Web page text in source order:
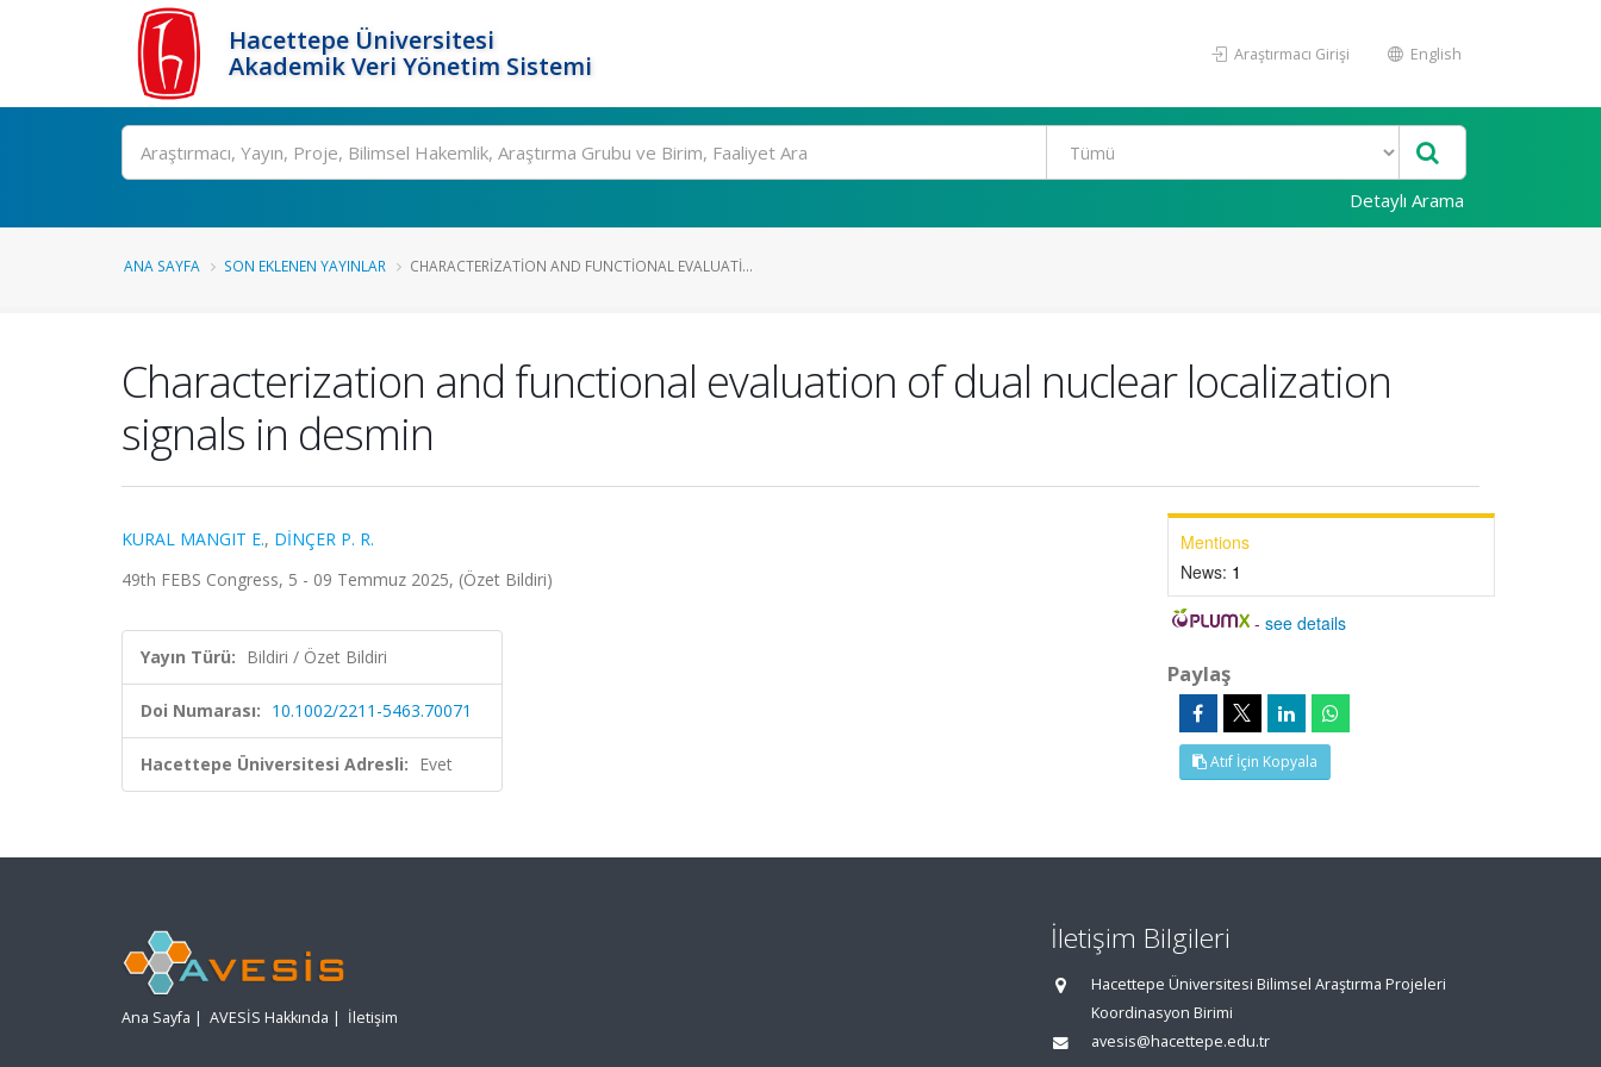
Hacettepe Üniversitesi
Akademik Veri Yönetim Sistemi
Araştırmacı Girişi English
Ara
Detaylı Arama
ANA SAYFA SON EKLENEN YAYINLAR CHARACTERIZATION AND FUNCTIONAL EVALUATI...
Characterization and functional evaluation of dual nuclear localization
signals in desmin
KURAL MANGIT E., DİNÇER P. R.
49th FEBS Congress, 5 - 09 Temmuz 2025, (Özet Bildiri)
Yayın Türü: Bildiri / Özet Bildiri
Doi Numarası: 10.1002/2211-5463.70071
Hacettepe Üniversitesi Adresli: Evet
Mentions
News: 1
-see details
Paylaş
Atıf İçin Kopyala
Ana Sayfa | AVESİS Hakkında | İletişim
İletişim Bilgileri
Hacettepe Üniversitesi Bilimsel Araştırma Projeleri
Koordinasyon Birimi
avesis@hacettepe.edu.tr